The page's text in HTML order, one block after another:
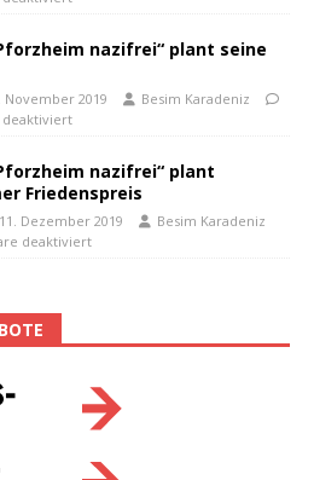
nazifrei“ plant seine
November 2019
Besim Karadeniz
nazifrei“ plant
Friedenspreis
Dezember 2019
Besim Karadeniz
deaktiviert